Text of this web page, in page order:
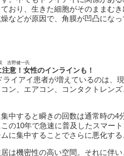
おり、生きた細胞がそのままむ
などが原因で、角膜が凹凸にな
吉野健一氏
注意！女性のインラインも！
ライアイ患者が増えているのは、
ン、エアコン、コンタクトレン
中すると瞬きの回数は通常時の4
の10年で急速に普及したスマー
に集中することでさらに悪化する
は機密性の高い空間。それに伴